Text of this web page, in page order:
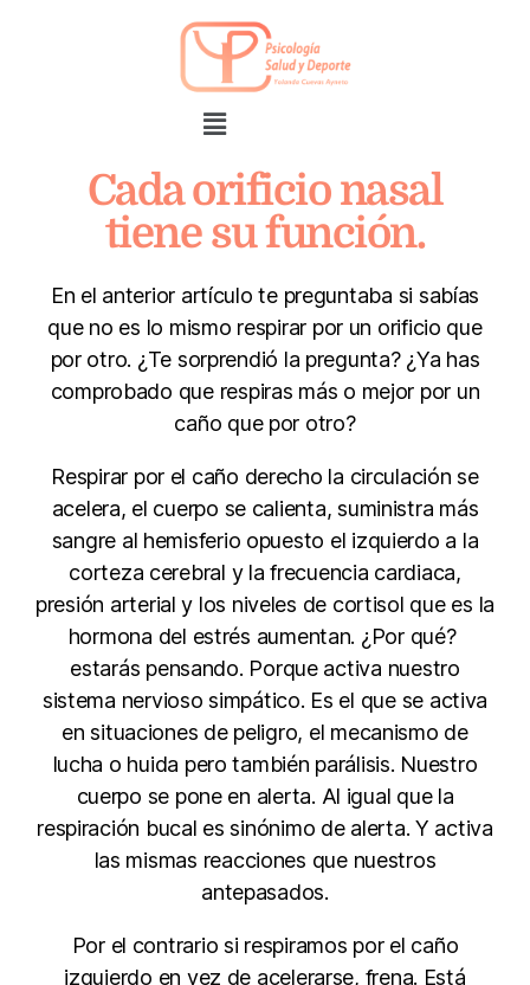
Cada orificio nasal
tiene su función.
En el anterior artículo te preguntaba si sabías
que no es lo mismo respirar por un orificio que
por otro. ¿Te sorprendió la pregunta? ¿Ya has
comprobado que respiras más o mejor por un
caño que por otro?
Respirar por el caño derecho la circulación se
acelera, el cuerpo se calienta, suministra más
sangre al hemisferio opuesto el izquierdo a la
corteza cerebral y la frecuencia cardiaca,
presión arterial y los niveles de cortisol que es la
hormona del estrés aumentan. ¿Por qué?
estarás pensando. Porque activa nuestro
sistema nervioso simpático. Es el que se activa
en situaciones de peligro, el mecanismo de
lucha o huida pero también parálisis. Nuestro
cuerpo se pone en alerta. Al igual que la
respiración bucal es sinónimo de alerta. Y activa
las mismas reacciones que nuestros
antepasados.
Por el contrario si respiramos por el caño
izquierdo en vez de acelerarse, frena. Está